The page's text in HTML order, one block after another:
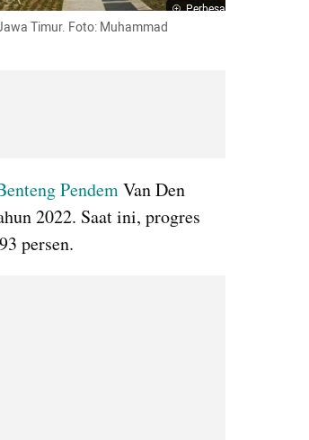
Perbesar
Timur. Foto: Muhammad
Pendem Van Den
2022. Saat ini, progres
persen.